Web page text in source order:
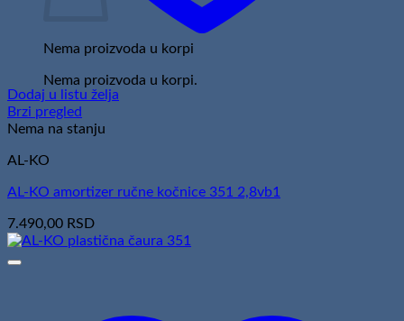
Nema proizvoda u korpi
Nema proizvoda u korpi.
Dodaj u listu želja
Brzi pregled
Nema na stanju
AL-KO
AL-KO amortizer ručne kočnice 351 2,8vb1
7.490,00 RSD